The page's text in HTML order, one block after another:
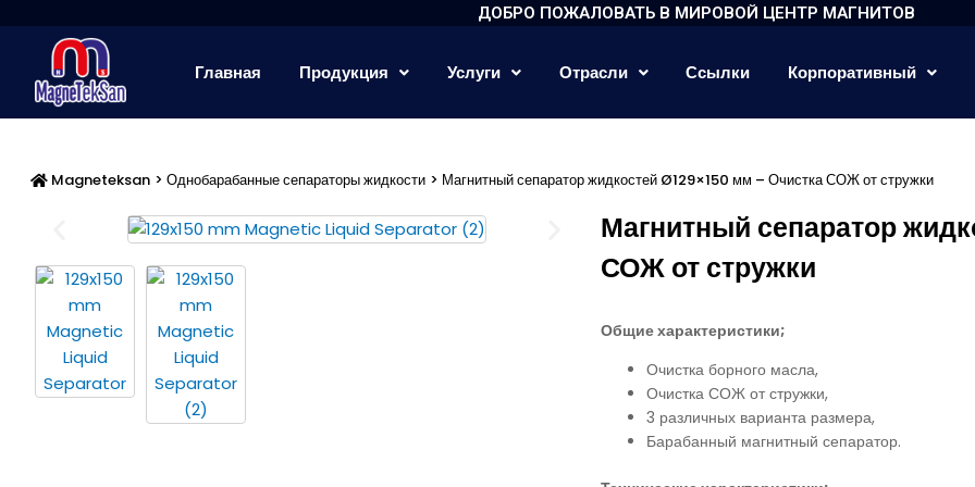
содержимому
ДОБРО ПОЖАЛОВАТЬ В МИРОВОЙ ЦЕНТР МАГНИТОВ
Главная Продукция Услуги Отрасли Ссылки Корпоративный
Magneteksan > Однобарабанные сепараторы жидкости > Магнитный сепаратор жидкостей Ø129×150 мм – Очистка СОЖ от стружки
Магнитный сепаратор
СОЖ от стружки
Общие характеристики;
Очистка борного масла,
Очистка СОЖ от стружки,
3 различных варианта размера,
Барабанный магнитный сепаратор.